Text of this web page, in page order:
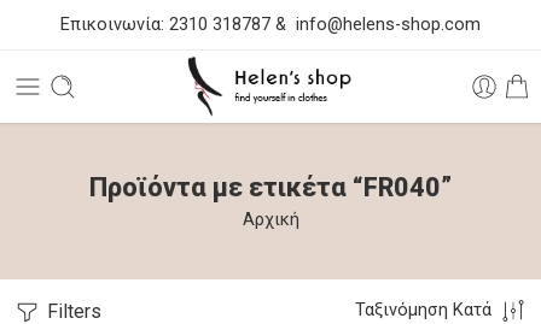
Επικοινωνία: 2310 318787 & info@helens-shop.com
Προϊόντα με ετικέτα “FR040”
Αρχική
Filters Ταξινόμηση Κατά